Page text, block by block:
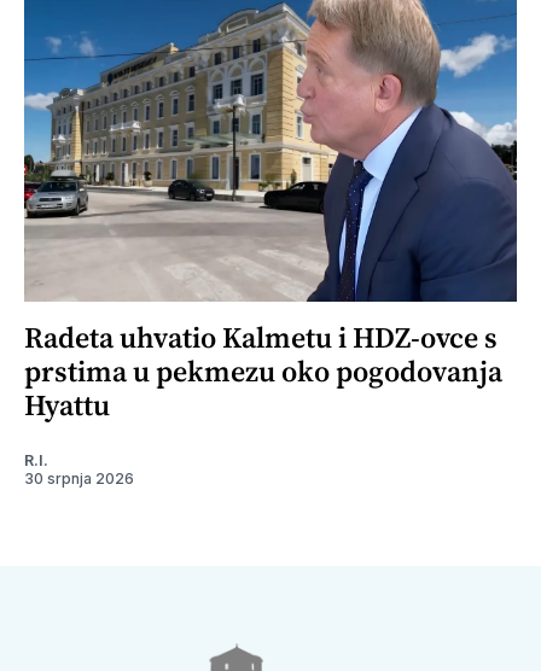
Radeta uhvatio Kalmetu i HDZ-ovce s
prstima u pekmezu oko pogodovanja
Hyattu
R.I.
30 srpnja 2026